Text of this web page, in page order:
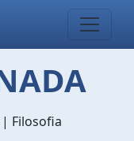
Filosofia